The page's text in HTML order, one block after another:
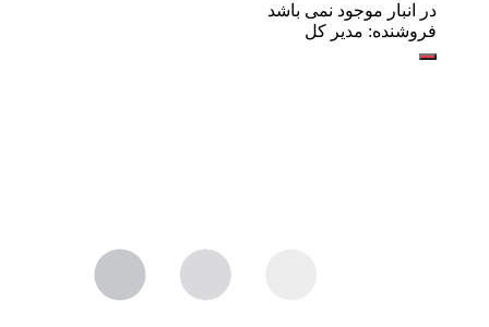
در انبار موجود نمی باشد
فروشنده: مدیر کل